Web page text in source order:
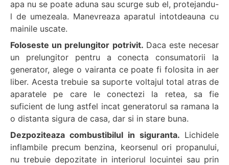
apa nu se poate aduna sau scurge sub el, protejandu-
l de umezeala. Manevreaza aparatul intotdeauna cu
mainile uscate.
Foloseste un prelungitor potrivit. Daca este necesar
un prelungitor pentru a conecta consumatorii la
generator, alege o vairanta ce poate fi folosita in aer
liber. Acesta trebuie sa suporte voltajul total atras de
aparatele pe care le conectezi la retea, sa fie
suficient de lung astfel incat generatorul sa ramana la
o distanta sigura de casa, dar si in stare buna.
Dezpoziteaza combustibilul in siguranta. Lichidele
inflambile precum benzina, keorsenul ori propanului,
nu trebuie depozitate in interiorul locuintei sau prin